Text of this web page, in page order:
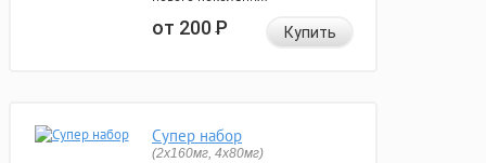
от 200Р Купить
Супер набор
(2х160мг, 4х80мг)